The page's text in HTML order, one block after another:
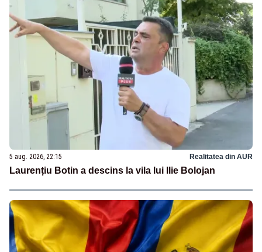
5 aug. 2026, 22:15 Realitatea din AUR
Laurențiu Botin a descins la vila lui Ilie Bolojan